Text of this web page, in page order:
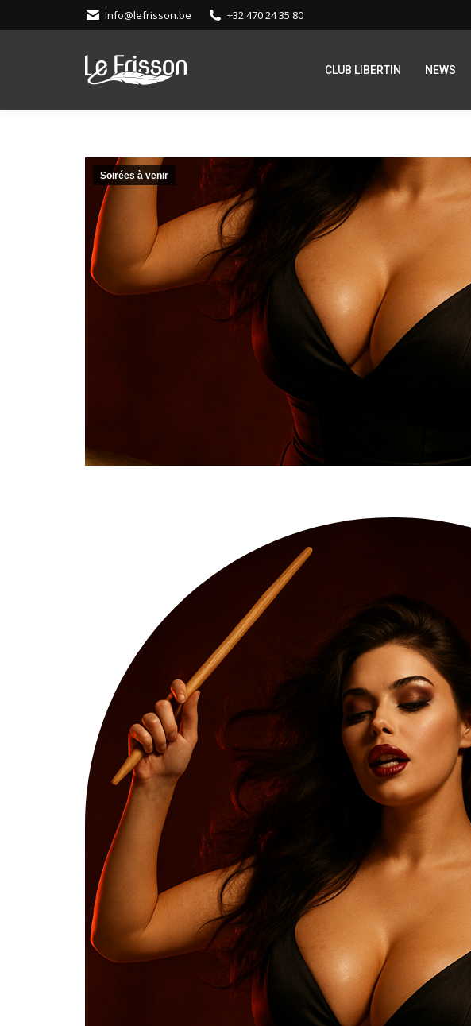
info@lefrisson.be +32 470 24 35 80
CLUB LIBERTIN NEWS
Soirées à venir